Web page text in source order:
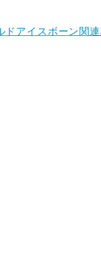
ドアイスボーン関